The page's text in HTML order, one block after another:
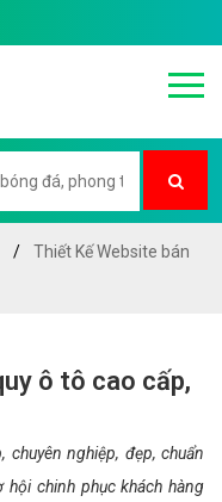
Thiết Kế Website bán
ô tô cao cấp,
chuyên nghiệp, đẹp, chuẩn
hội chinh phục khách hàng